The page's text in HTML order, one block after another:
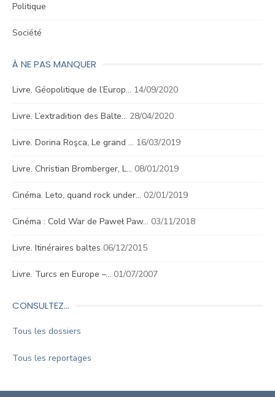
Politique
Société
À NE PAS MANQUER
Livre. Géopolitique de l’Europ… 14/09/2020
Livre. L’extradition des Balte… 28/04/2020
Livre. Dorina Roşca, Le grand … 16/03/2019
Livre. Christian Bromberger, L… 08/01/2019
Cinéma. Leto, quand rock under… 02/01/2019
Cinéma : Cold War de Paweł Paw… 03/11/2018
Livre. Itinéraires baltes 06/12/2015
Livre. Turcs en Europe –… 01/07/2007
CONSULTEZ…
Tous les dossiers
Tous les reportages